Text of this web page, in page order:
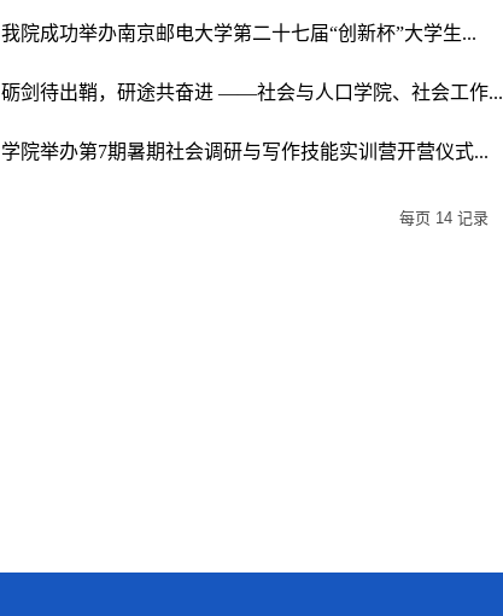
我院成功举办南京邮电大学第二十七届“创新杯”大学生...
砺剑待出鞘，研途共奋进 ——社会与人口学院、社会工作...
学院举办第7期暑期社会调研与写作技能实训营开营仪式...
每页 14 记录